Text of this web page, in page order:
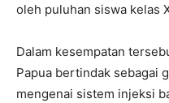
oleh puluhan siswa kelas
Dalam kesempatan
Papua bertindak sebagai
mengenai sistem injeksi